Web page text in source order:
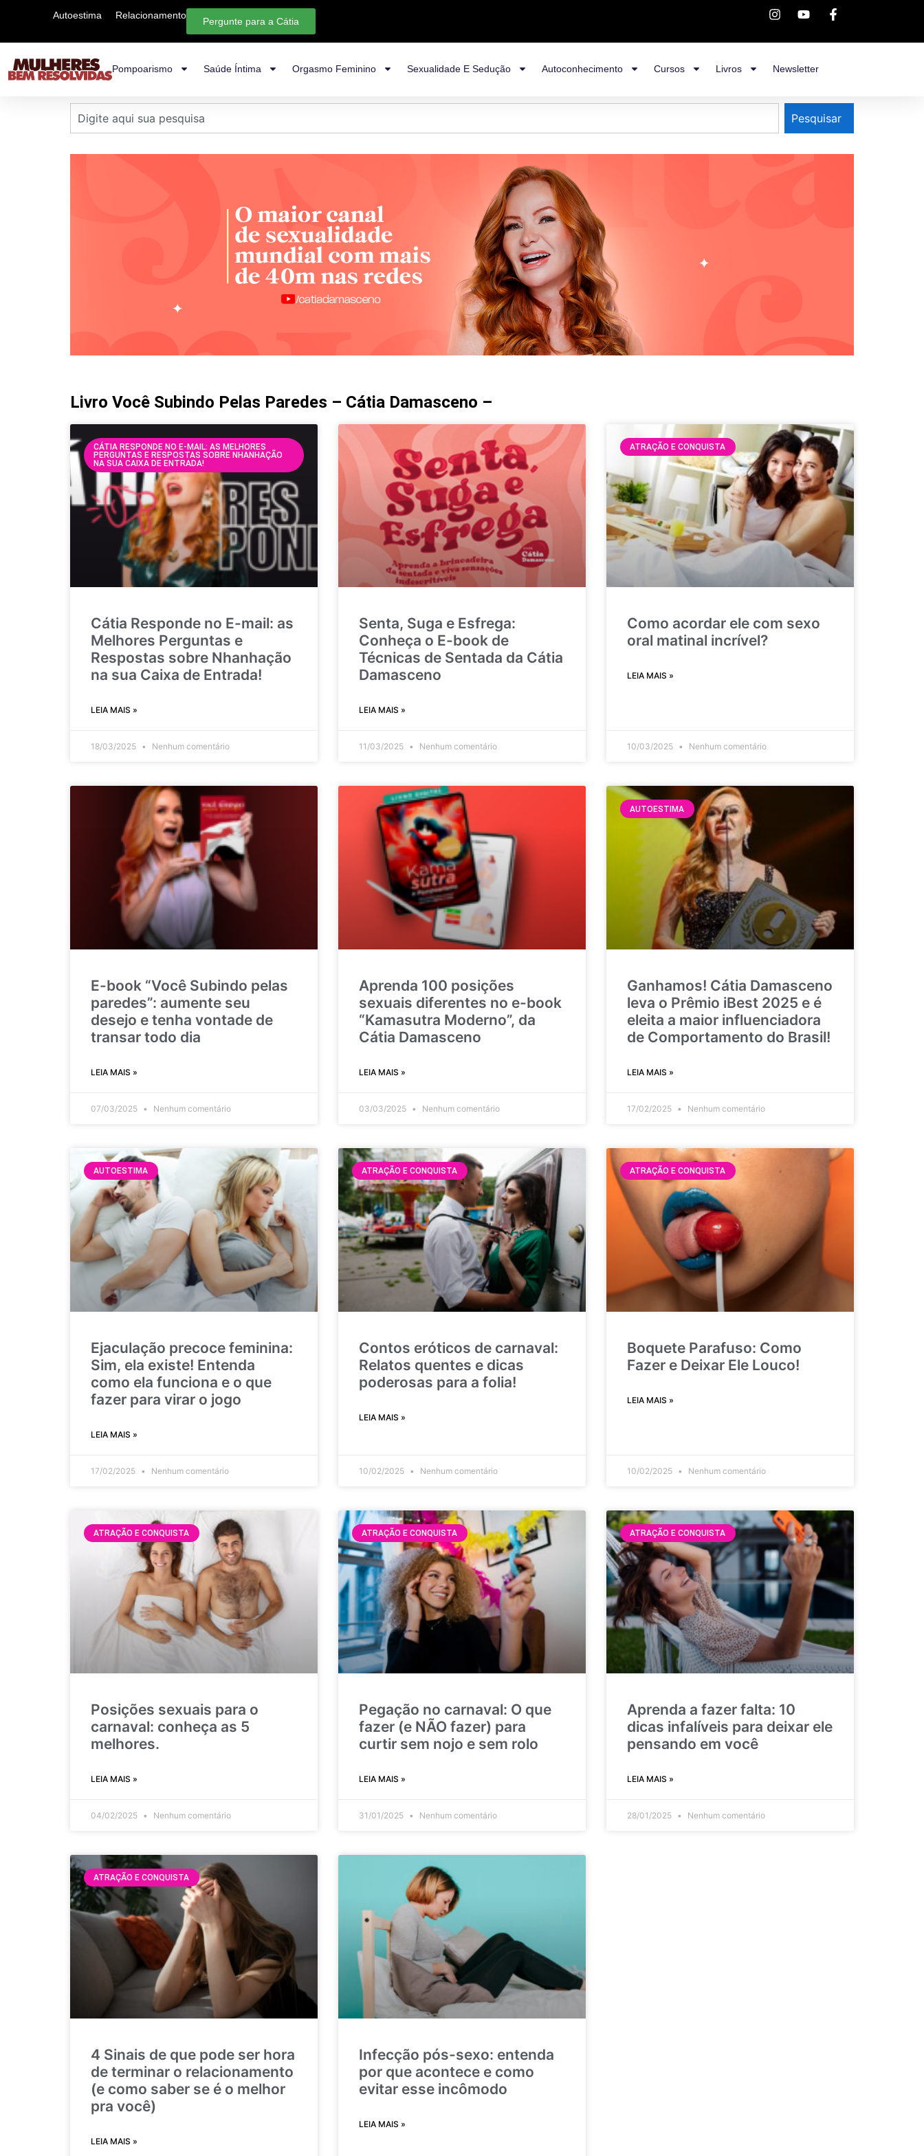
Autoestima Relacionamento
Pergunte para a Cátia
Pompoarismo Saúde Íntima Orgasmo Feminino Sexualidade E Sedução Autoconhecimento Cursos Livros Newsletter
Pesquisar
Livro Você Subindo Pelas Paredes – Cátia Damasceno –
CÁTIA RESPONDE NO E-MAIL: AS MELHORES
PERGUNTAS E RESPOSTAS SOBRE NHANHAÇÃO
NA SUA CAIXA DE ENTRADA!
Cátia Responde no E-mail: as
Melhores Perguntas e
Respostas sobre Nhanhação
na sua Caixa de Entrada!
LEIA MAIS »
18/03/2025 Nenhum comentário
Senta, Suga e Esfrega:
Conheça o E-book de
Técnicas de Sentada da Cátia
Damasceno
LEIA MAIS »
11/03/2025 Nenhum comentário
ATRAÇÃO E CONQUISTA
Como acordar ele com sexo
oral matinal incrível?
LEIA MAIS »
10/03/2025 Nenhum comentário
E-book “Você Subindo pelas
paredes”: aumente seu
desejo e tenha vontade de
transar todo dia
LEIA MAIS »
07/03/2025 Nenhum comentário
Aprenda 100 posições
sexuais diferentes no e-book
“Kamasutra Moderno”, da
Cátia Damasceno
LEIA MAIS »
03/03/2025 Nenhum comentário
AUTOESTIMA
Ganhamos! Cátia Damasceno
leva o Prêmio iBest 2025 e é
eleita a maior influenciadora
de Comportamento do Brasil!
LEIA MAIS »
17/02/2025 Nenhum comentário
AUTOESTIMA
Ejaculação precoce feminina:
Sim, ela existe! Entenda
como ela funciona e o que
fazer para virar o jogo
LEIA MAIS »
17/02/2025 Nenhum comentário
ATRAÇÃO E CONQUISTA
Contos eróticos de carnaval:
Relatos quentes e dicas
poderosas para a folia!
LEIA MAIS »
10/02/2025 Nenhum comentário
ATRAÇÃO E CONQUISTA
Boquete Parafuso: Como
Fazer e Deixar Ele Louco!
LEIA MAIS »
10/02/2025 Nenhum comentário
ATRAÇÃO E CONQUISTA
Posições sexuais para o
carnaval: conheça as 5
melhores.
LEIA MAIS »
04/02/2025 Nenhum comentário
ATRAÇÃO E CONQUISTA
Pegação no carnaval: O que
fazer (e NÃO fazer) para
curtir sem nojo e sem rolo
LEIA MAIS »
31/01/2025 Nenhum comentário
ATRAÇÃO E CONQUISTA
Aprenda a fazer falta: 10
dicas infalíveis para deixar ele
pensando em você
LEIA MAIS »
28/01/2025 Nenhum comentário
ATRAÇÃO E CONQUISTA
4 Sinais de que pode ser hora
de terminar o relacionamento
(e como saber se é o melhor
pra você)
LEIA MAIS »
Infecção pós-sexo: entenda
por que acontece e como
evitar esse incômodo
LEIA MAIS »